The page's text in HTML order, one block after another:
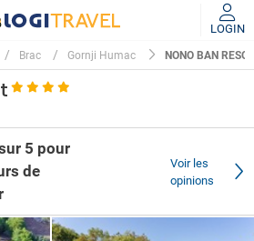
LOGIN
Brac Gornji Humac NONO BAN
Voir les
opinions